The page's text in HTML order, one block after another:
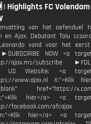
| Highlights FC
van het oefenduel
en Ajax. Debutant Tolu
vond voor het
NOW <a
ajax.ms/subscribe
US Website: <a
www.ajax.nl X:">Klik
href="https://x.com/
hier</a> <a
facebook.com/afcajax
hier</a> <a